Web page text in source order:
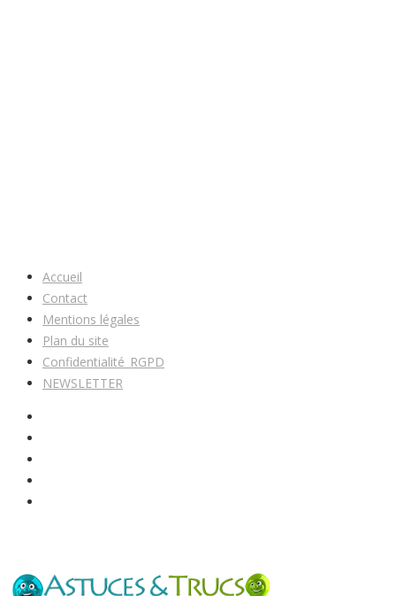
Accueil
Contact
Mentions légales
Plan du site
Confidentialité_RGPD
NEWSLETTER